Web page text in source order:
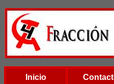
Inicio